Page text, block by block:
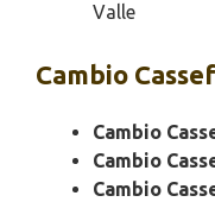
Valle
Cambio
Cambio
Cambio
Cambio